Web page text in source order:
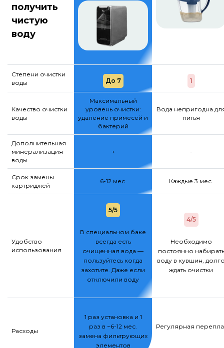
получить
чистую
воду
Степени очистки
воды
До 7 1
Качество очистки
воды
Максимальный
уровень очистки:
удаление примесей и
бактерий
Вода непригодна
питья
Дополнительная
минерализация
воды
+ -
Срок замены
картриджей
6-12 мес. Каждые 3 мес.
Удобство
использования
5/5
В специальном баке
всегда есть
очищенная вода —
пользуйтесь когда
захотите. Даже если
отключили воду
4/5
Необходимо
постоянно набирать
воду в кувшин,
ждать очистки
Расходы
1 раз установка и 1
раз в ~6-12 мес.
замена фильтрующих
элементов
Регулярная